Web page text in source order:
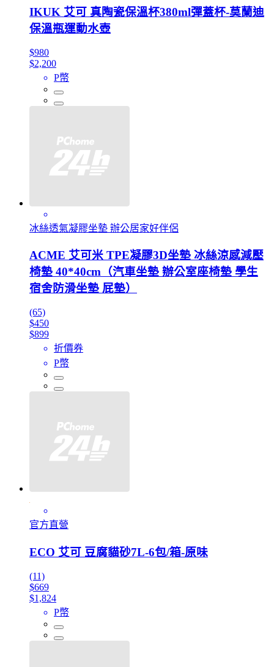
IKUK 艾可 真陶瓷保溫杯380ml彈蓋杯-莫蘭迪
保溫瓶運動水壺
$980
$2,200
P幣
冰絲透氣凝膠坐墊 辦公居家好伴侶
ACME 艾可米 TPE凝膠3D坐墊 冰絲涼感減壓
椅墊 40*40cm（汽車坐墊 辦公室座椅墊 學生
宿舍防滑坐墊 屁墊）
(65)
$450
$899
折價券
P幣
官方直營
ECO 艾可 豆腐貓砂7L-6包/箱-原味
(11)
$669
$1,824
P幣